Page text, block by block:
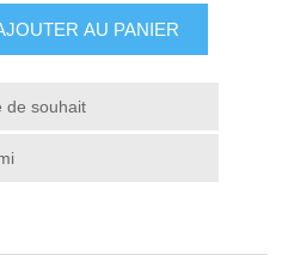
AU PANIER
de souhait